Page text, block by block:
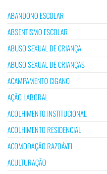
ABANDONO ESCOLAR
ABSENTISMO ESCOLAR
ABUSO SEXUAL DE CRIANÇA
ABUSO SEXUAL DE CRIANÇAS
ACAMPAMENTO CIGANO
AÇÃO LABORAL
ACOLHIMENTO INSTITUCIONAL
ACOLHIMENTO RESIDENCIAL
ACOMODAÇÃO RAZOÁVEL
ACULTURAÇÃO